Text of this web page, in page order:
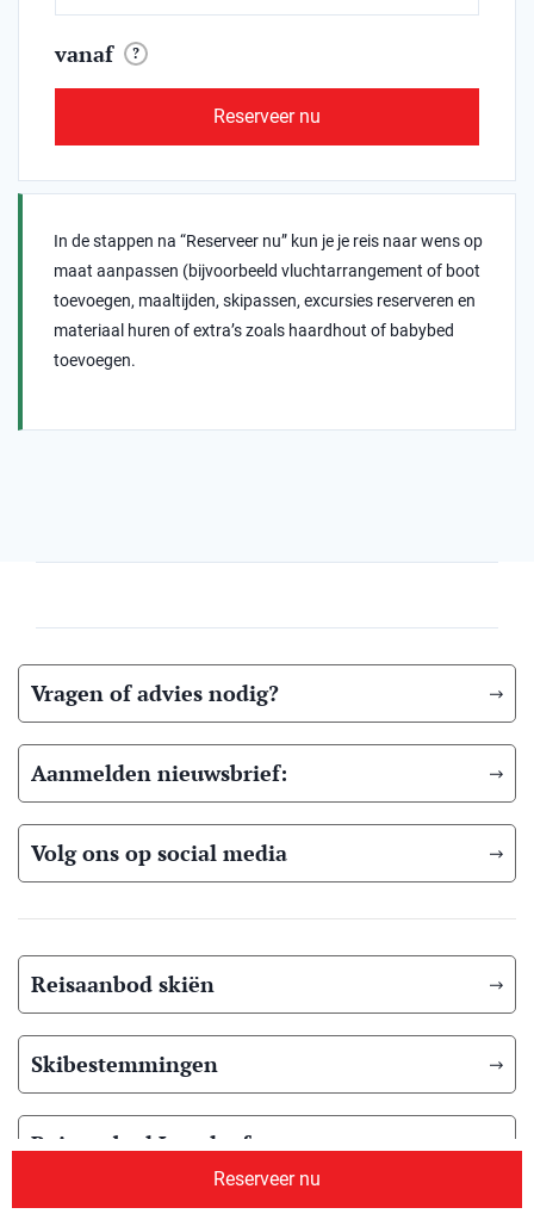
vanaf ?
Reserveer nu
In de stappen na “Reserveer nu” kun je je reis naar wens op
maat aanpassen (bijvoorbeeld vluchtarrangement of boot
toevoegen, maaltijden, skipassen, excursies reserveren en
materiaal huren of extra’s zoals haardhout of babybed
toevoegen.
Reserveer nu
Vragen of advies nodig?
Aanmelden nieuwsbrief:
Volg ons op social media
Reisaanbod skiën
Skibestemmingen
Reisaanbod Langlaufen